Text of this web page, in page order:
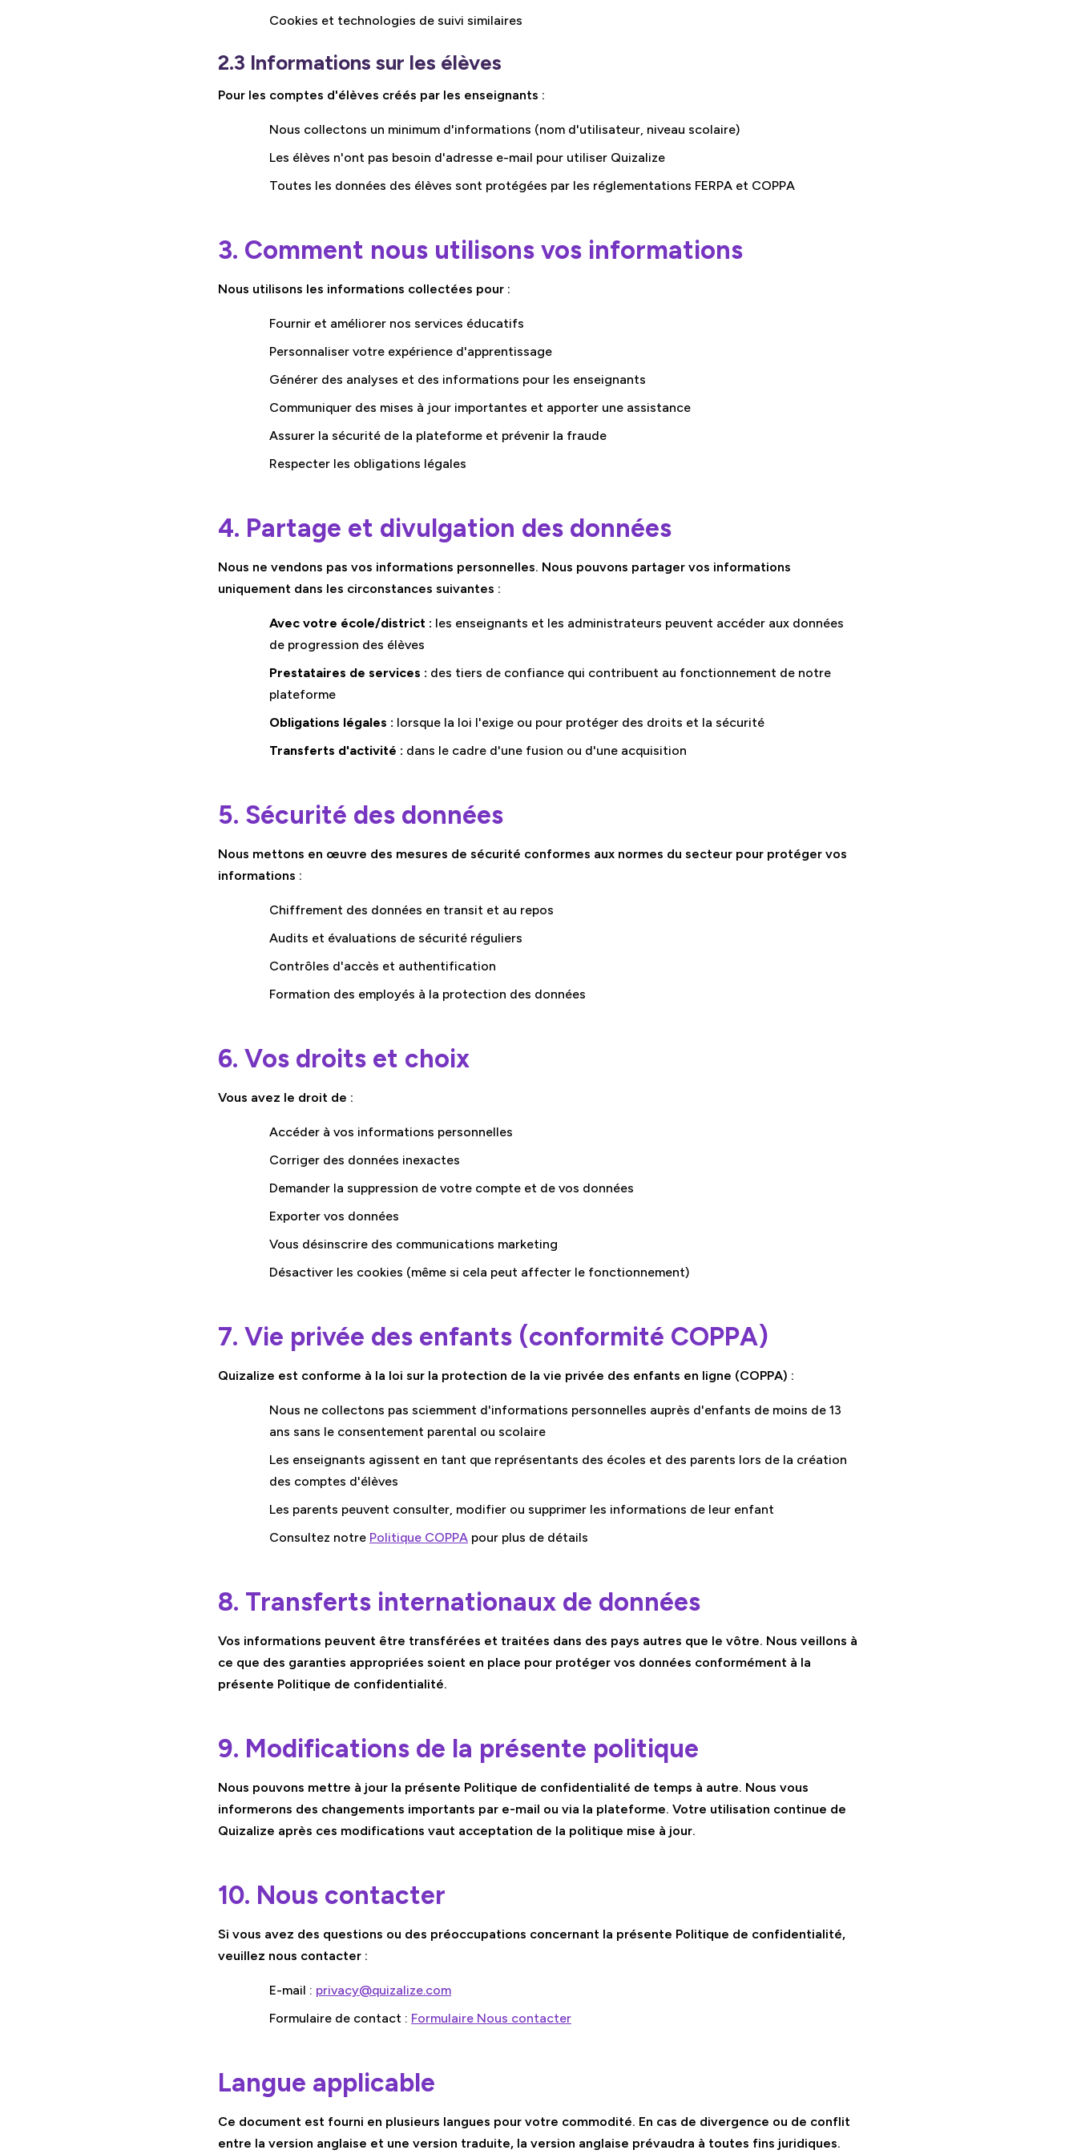
Cookies et technologies de suivi similaires
2.3 Informations sur les élèves
Pour les comptes d'élèves créés par les enseignants :
Nous collectons un minimum d'informations (nom d'utilisateur, niveau scolaire)
Les élèves n'ont pas besoin d'adresse e-mail pour utiliser Quizalize
Toutes les données des élèves sont protégées par les réglementations FERPA et COPPA
3. Comment nous utilisons vos informations
Nous utilisons les informations collectées pour :
Fournir et améliorer nos services éducatifs
Personnaliser votre expérience d'apprentissage
Générer des analyses et des informations pour les enseignants
Communiquer des mises à jour importantes et apporter une assistance
Assurer la sécurité de la plateforme et prévenir la fraude
Respecter les obligations légales
4. Partage et divulgation des données
Nous ne vendons pas vos informations personnelles. Nous pouvons partager vos informations
uniquement dans les circonstances suivantes :
Avec votre école/district : les enseignants et les administrateurs peuvent accéder aux données
de progression des élèves
Prestataires de services : des tiers de confiance qui contribuent au fonctionnement de notre
plateforme
Obligations légales : lorsque la loi l'exige ou pour protéger des droits et la sécurité
Transferts d'activité : dans le cadre d'une fusion ou d'une acquisition
5. Sécurité des données
Nous mettons en œuvre des mesures de sécurité conformes aux normes du secteur pour protéger vos
informations :
Chiffrement des données en transit et au repos
Audits et évaluations de sécurité réguliers
Contrôles d'accès et authentification
Formation des employés à la protection des données
6. Vos droits et choix
Vous avez le droit de :
Accéder à vos informations personnelles
Corriger des données inexactes
Demander la suppression de votre compte et de vos données
Exporter vos données
Vous désinscrire des communications marketing
Désactiver les cookies (même si cela peut affecter le fonctionnement)
7. Vie privée des enfants (conformité COPPA)
Quizalize est conforme à la loi sur la protection de la vie privée des enfants en ligne (COPPA) :
Nous ne collectons pas sciemment d'informations personnelles auprès d'enfants de moins de 13
ans sans le consentement parental ou scolaire
Les enseignants agissent en tant que représentants des écoles et des parents lors de la création
des comptes d'élèves
Les parents peuvent consulter, modifier ou supprimer les informations de leur enfant
Consultez notre Politique COPPA pour plus de détails
8. Transferts internationaux de données
Vos informations peuvent être transférées et traitées dans des pays autres que le vôtre. Nous veillons à
ce que des garanties appropriées soient en place pour protéger vos données conformément à la
présente Politique de confidentialité.
9. Modifications de la présente politique
Nous pouvons mettre à jour la présente Politique de confidentialité de temps à autre. Nous vous
informerons des changements importants par e-mail ou via la plateforme. Votre utilisation continue de
Quizalize après ces modifications vaut acceptation de la politique mise à jour.
10. Nous contacter
Si vous avez des questions ou des préoccupations concernant la présente Politique de confidentialité,
veuillez nous contacter :
E-mail : privacy@quizalize.com
Formulaire de contact : Formulaire Nous contacter
Langue applicable
Ce document est fourni en plusieurs langues pour votre commodité. En cas de divergence ou de conflit
entre la version anglaise et une version traduite, la version anglaise prévaudra à toutes fins juridiques.